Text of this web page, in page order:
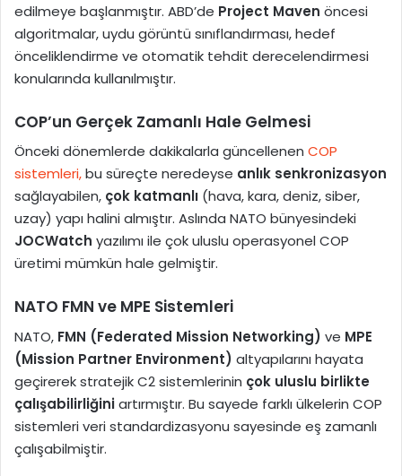
edilmeye başlanmıştır. ABD’de Project Maven öncesi
algoritmalar, uydu görüntü sınıflandırması, hedef
önceliklendirme ve otomatik tehdit derecelendirmesi
konularında kullanılmıştır.
COP’un Gerçek Zamanlı Hale Gelmesi
Önceki dönemlerde dakikalarla güncellenen COP
sistemleri,bu süreçte neredeyse anlık senkronizasyon
sağlayabilen, çok katmanlı (hava, kara, deniz, siber,
uzay) yapı halini almıştır. Aslında NATO bünyesindeki
JOCWatch yazılımı ile çok uluslu operasyonel COP
üretimi mümkün hale gelmiştir.
NATO FMN ve MPE Sistemleri
NATO, FMN (Federated Mission Networking) ve MPE
(Mission Partner Environment) altyapılarını hayata
geçirerek stratejik C2 sistemlerinin çok uluslu birlikte
çalışabilirliğiniartırmıştır. Bu sayede farklı ülkelerin COP
sistemleri veri standardizasyonu sayesinde eş zamanlı
çalışabilmiştir.